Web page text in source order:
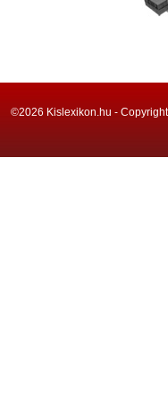
©2026 Kislexikon.hu -